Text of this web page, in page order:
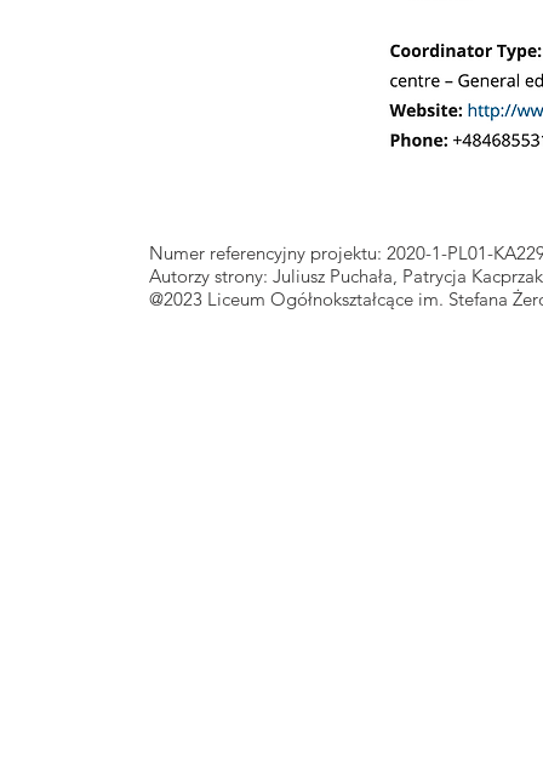
Numer referencyjny projektu: 2020-1-PL01-
Autorzy strony: Juliusz Puchała, Patrycja
@2023 Liceum Ogółnokształcące im. Stefana